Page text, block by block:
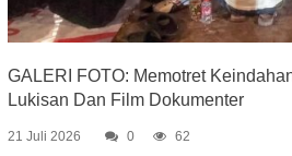
GALERI FOTO: Memotret
Lukisan Dan Film Dokumenter
21 Juli 2026 0 62